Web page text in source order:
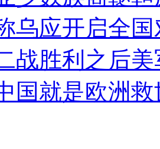
乌应开启全
战胜利之后
国就是欧洲